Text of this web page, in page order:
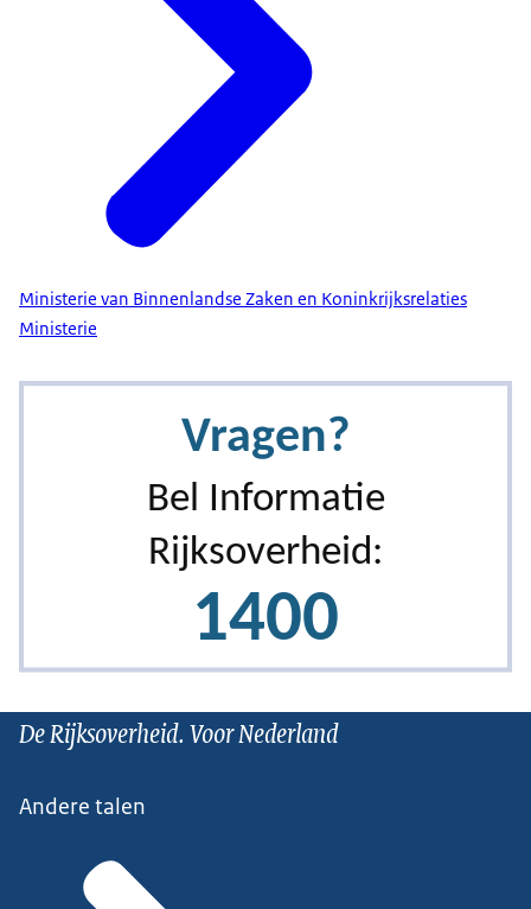
Ministerie van Binnenlandse Zaken en Koninkrijksrelaties
Ministerie
De Rijksoverheid. Voor Nederland
Andere talen